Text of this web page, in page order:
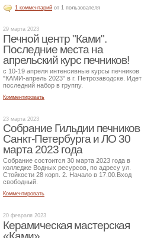
1 комментарий от 1 пользователя
29 марта 2023
Печной центр "Ками".
Последние места на
апрельский курс печников!
с 10-19 апреля интенсивные курсы печников
"КАМИ-апрель 2023" в г. Петрозаводске. Идет
последний набор в группу.
Комментировать
23 марта 2023
Собрание Гильдии печников
Санкт-Петербурга и ЛО 30
марта 2023 года
Собрание состоится 30 марта 2023 года в
колледже Водных ресурсов, по адресу ул.
Стойкости 28 корп. 2. Начало в 17.00.Вход
свободный.
Комментировать
20 февраля 2023
Керамическая мастерская